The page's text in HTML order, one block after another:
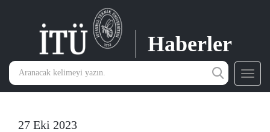
Haberler
27 Eki 2023